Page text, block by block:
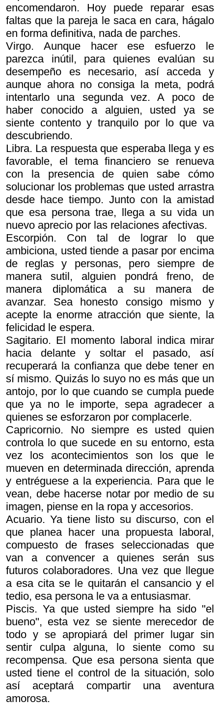
encomendaron. Hoy puede reparar esas
faltas que la pareja le saca en cara, hágalo
en forma definitiva, nada de parches.
Virgo. Aunque hacer ese esfuerzo le
parezca inútil, para quienes evalúan su
desempeño es necesario, así acceda y
aunque ahora no consiga la meta, podrá
intentarlo una segunda vez. A poco de
haber conocido a alguien, usted ya se
siente contento y tranquilo por lo que va
descubriendo.
Libra. La respuesta que esperaba llega y es
favorable, el tema financiero se renueva
con la presencia de quien sabe cómo
solucionar los problemas que usted arrastra
desde hace tiempo. Junto con la amistad
que esa persona trae, llega a su vida un
nuevo aprecio por las relaciones afectivas.
Escorpión. Con tal de lograr lo que
ambiciona, usted tiende a pasar por encima
de reglas y personas, pero siempre de
manera sutil, alguien pondrá freno, de
manera diplomática a su manera de
avanzar. Sea honesto consigo mismo y
acepte la enorme atracción que siente, la
felicidad le espera.
Sagitario. El momento laboral indica mirar
hacia delante y soltar el pasado, así
recuperará la confianza que debe tener en
sí mismo. Quizás lo suyo no es más que un
antojo, por lo que cuando se cumpla puede
que ya no le importe, sepa agradecer a
quienes se esforzaron por complacerle.
Capricornio. No siempre es usted quien
controla lo que sucede en su entorno, esta
vez los acontecimientos son los que le
mueven en determinada dirección, aprenda
y entréguese a la experiencia. Para que le
vean, debe hacerse notar por medio de su
imagen, piense en la ropa y accesorios.
Acuario. Ya tiene listo su discurso, con el
que planea hacer una propuesta laboral,
compuesto de frases seleccionadas que
van a convencer a quienes serán sus
futuros colaboradores. Una vez que llegue
a esa cita se le quitarán el cansancio y el
tedio, esa persona le va a entusiasmar.
Piscis. Ya que usted siempre ha sido "el
bueno", esta vez se siente merecedor de
todo y se apropiará del primer lugar sin
sentir culpa alguna, lo siente como su
recompensa. Que esa persona sienta que
usted tiene el control de la situación, solo
así aceptará compartir una aventura
amorosa.